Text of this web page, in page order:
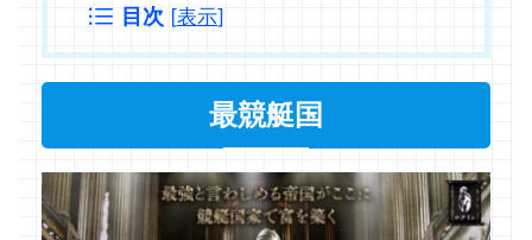
目次 [表示]
最競艇国